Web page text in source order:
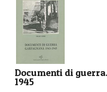
Documenti di
1945